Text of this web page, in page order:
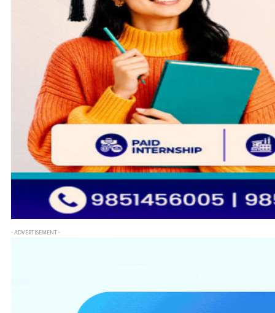
- ADVERTISEMENT -